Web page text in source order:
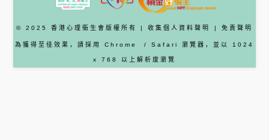
© 2025 香港心理衞生會版權所有 | 收集個人資料聲明 | 免責聲明
為獲得至佳效果，請採用 Chrome / Safari 瀏覽器 ，並以 1024
x 768 以上解析度瀏覽